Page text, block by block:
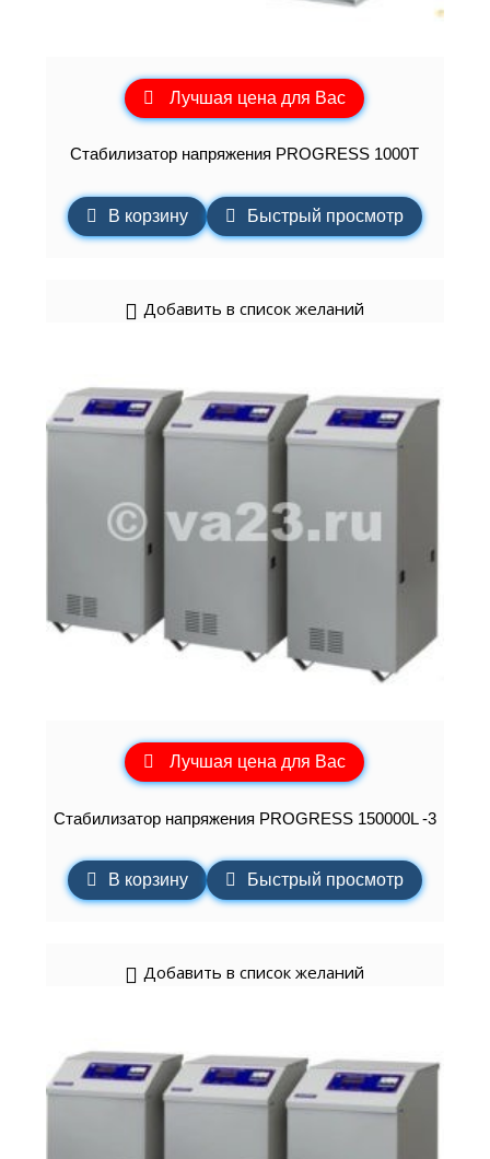
Лучшая цена для Вас
Стабилизатор напряжения PROGRESS 1000Т
В корзину Быстрый просмотр
Добавить в список желаний
Лучшая цена для Вас
Стабилизатор напряжения PROGRESS 150000L -3
В корзину Быстрый просмотр
Добавить в список желаний